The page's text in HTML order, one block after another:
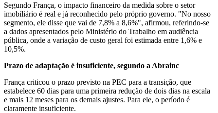
Segundo França, o impacto financeiro da medida sobre o setor
imobiliário é real e já reconhecido pelo próprio governo. "No nosso
segmento, ele disse que vai de 7,8% a 8,6%", afirmou, referindo-se
a dados apresentados pelo Ministério do Trabalho em audiência
pública, onde a variação de custo geral foi estimada entre 1,6% e
10,5%.
Prazo de adaptação é insuficiente, segundo a Abrainc
França criticou o prazo previsto na PEC para a transição, que
estabelece 60 dias para uma primeira redução de dois dias na escala
e mais 12 meses para os demais ajustes. Para ele, o período é
claramente insuficiente.